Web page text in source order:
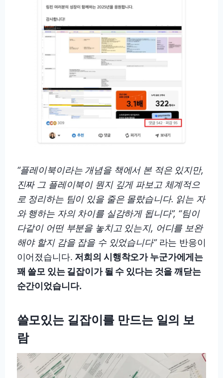
“플레이북이라는 개념을 책에서 본 적은 있지만,
진짜 그 플레이북이 뭔지 깊게 파보고 체계적으
로 정리하는 팀이 있을 줄은 몰랐습니다. 읽는 자
와 행하는 자의 차이를 실감하게 됩니다”, “팀이
다같이 어떤 부분을 놓치고 있는지, 어디를 보완
해야 할지 감을 잡을 수 있었습니다”라는 반응이
이어졌습니다. 저희의 시행착오가 누군가에게는
꽤 쓸모 있는 길잡이가 될 수 있다는 것을 깨닫는
순간이었습니다.
쓸모있는 길잡이를 만드는 일의 보
람